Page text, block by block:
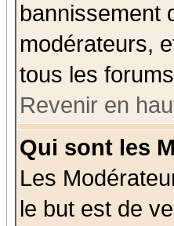
bannissement
modérateurs,
tous les
Revenir en
Qui sont les
Les
le but est de